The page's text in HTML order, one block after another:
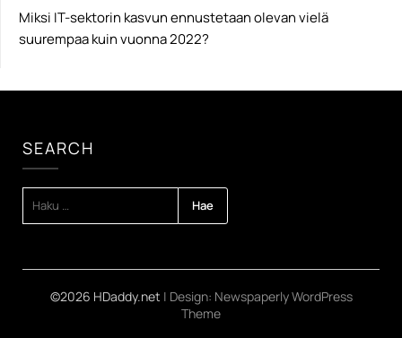
Miksi IT-sektorin kasvun ennustetaan olevan vielä
suurempaa kuin vuonna 2022?
SEARCH
©2026 HDaddy.net | Design: Newspaperly WordPress
Theme